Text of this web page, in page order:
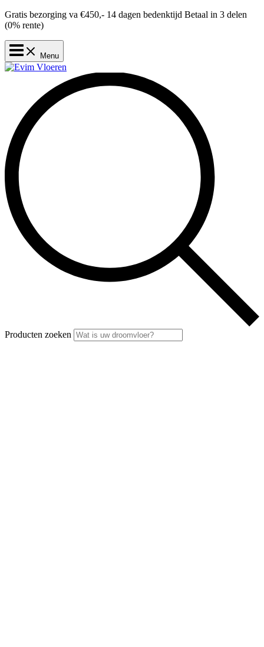
Gratis bezorging va €450,- 14 dagen bedenktijd Betaal in 3 delen
(0% rente)
Menu
Producten zoeken